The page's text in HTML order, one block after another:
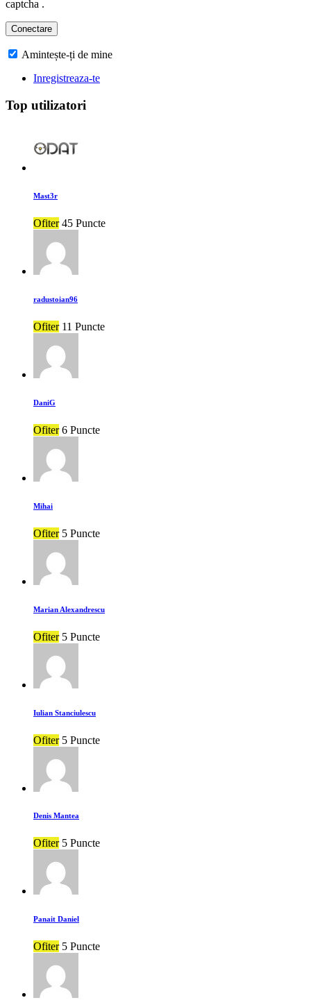
captcha .
Amintește-ți de mine
Inregistreaza-te
Top utilizatori
Mast3r
Ofiter 45 Puncte
radustoian96
Ofiter 11 Puncte
DaniG
Ofiter 6 Puncte
Mihai
Ofiter 5 Puncte
Marian Alexandrescu
Ofiter 5 Puncte
Iulian Stanciulescu
Ofiter 5 Puncte
Denis Mantea
Ofiter 5 Puncte
Panait Daniel
Ofiter 5 Puncte